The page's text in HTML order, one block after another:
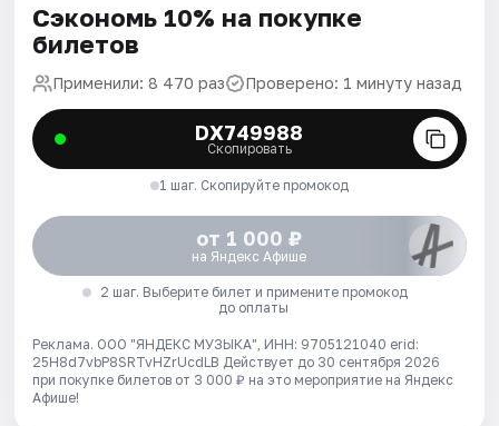
Сэкономь 10% на покупке
билетов
Применили: 8 470 раз Проверено: 1 минуту назад
DX749988
Скопировать
1 шаг. Скопируйте промокод
от 1 000 ₽
на Яндекс Афише
2 шаг. Выберите билет и примените промокод
до оплаты
Реклама. ООО "ЯНДЕКС МУЗЫКА", ИНН: 9705121040 erid:
25H8d7vbP8SRTvHZrUcdLB Действует до 30 сентября 2026
при покупке билетов от 3 000 ₽ на это мероприятие на Яндекс
Афише!